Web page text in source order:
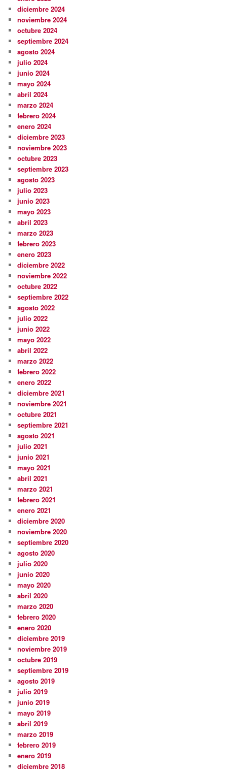
diciembre 2024
noviembre 2024
octubre 2024
septiembre 2024
agosto 2024
julio 2024
junio 2024
mayo 2024
abril 2024
marzo 2024
febrero 2024
enero 2024
diciembre 2023
noviembre 2023
octubre 2023
septiembre 2023
agosto 2023
julio 2023
junio 2023
mayo 2023
abril 2023
marzo 2023
febrero 2023
enero 2023
diciembre 2022
noviembre 2022
octubre 2022
septiembre 2022
agosto 2022
julio 2022
junio 2022
mayo 2022
abril 2022
marzo 2022
febrero 2022
enero 2022
diciembre 2021
noviembre 2021
octubre 2021
septiembre 2021
agosto 2021
julio 2021
junio 2021
mayo 2021
abril 2021
marzo 2021
febrero 2021
enero 2021
diciembre 2020
noviembre 2020
septiembre 2020
agosto 2020
julio 2020
junio 2020
mayo 2020
abril 2020
marzo 2020
febrero 2020
enero 2020
diciembre 2019
noviembre 2019
octubre 2019
septiembre 2019
agosto 2019
julio 2019
junio 2019
mayo 2019
abril 2019
marzo 2019
febrero 2019
enero 2019
diciembre 2018